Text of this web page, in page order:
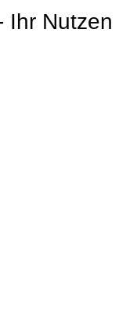
Ihr Nutzen